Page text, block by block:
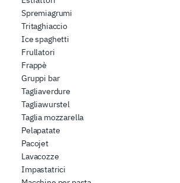
media e per analizzare il nostro traffico.
inoltre informazioni sul modo in cui
nostro sito con i nostri partner che si
dei dati web, pubblicità e social media, i
combinarle con altre informazioni che
che hanno raccolto dal suo utilizzo dei
Spremiagrumi
Tritaghiaccio
Ice spaghetti
Frullatori
Frappè
Gruppi bar
Tagliaverdure
Tagliawurstel
Taglia mozzarella
Pelapatate
Pacojet
Lavacozze
Impastatrici